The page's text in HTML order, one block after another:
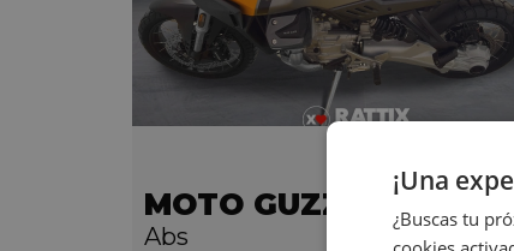
MOTO GUZZI Stelvio 1042
Abs
¡Una
¿Buscas tu